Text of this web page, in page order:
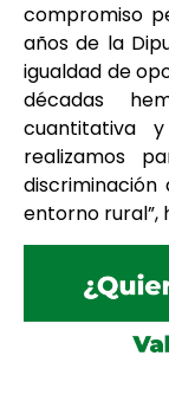
compromiso
años de la
igualdad de
décadas
cuantitativa
realizamos
entorno rural”,